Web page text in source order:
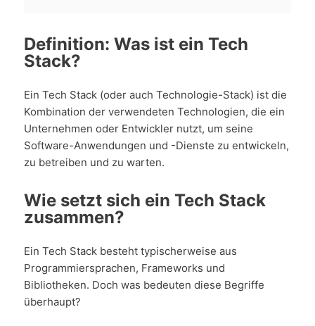
Definition: Was ist ein Tech
Stack?
Ein Tech Stack (oder auch Technologie-Stack) ist die
Kombination der verwendeten Technologien, die ein
Unternehmen oder Entwickler nutzt, um seine
Software-Anwendungen und -Dienste zu entwickeln,
zu betreiben und zu warten.
Wie setzt sich ein Tech Stack
zusammen?
Ein Tech Stack besteht typischerweise aus
Programmiersprachen, Frameworks und
Bibliotheken. Doch was bedeuten diese Begriffe
überhaupt?